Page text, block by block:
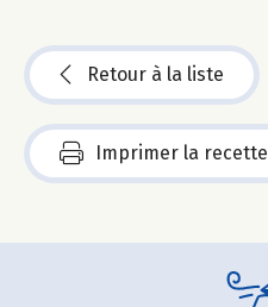
Retour à la liste
Imprimer la recette